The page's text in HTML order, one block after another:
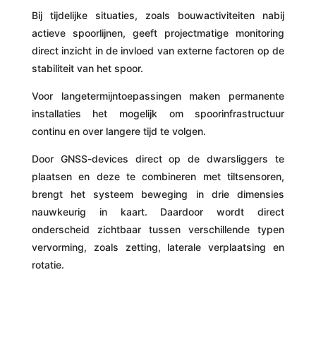
Bij tijdelijke situaties, zoals bouwactiviteiten nabij
actieve spoorlijnen, geeft projectmatige monitoring
direct inzicht in de invloed van externe factoren op de
stabiliteit van het spoor.
Voor langetermijntoepassingen maken permanente
installaties het mogelijk om spoorinfrastructuur
continu en over langere tijd te volgen.
Door GNSS-devices direct op de dwarsliggers te
plaatsen en deze te combineren met tiltsensoren,
brengt het systeem beweging in drie dimensies
nauwkeurig in kaart. Daardoor wordt direct
onderscheid zichtbaar tussen verschillende typen
vervorming, zoals zetting, laterale verplaatsing en
rotatie.